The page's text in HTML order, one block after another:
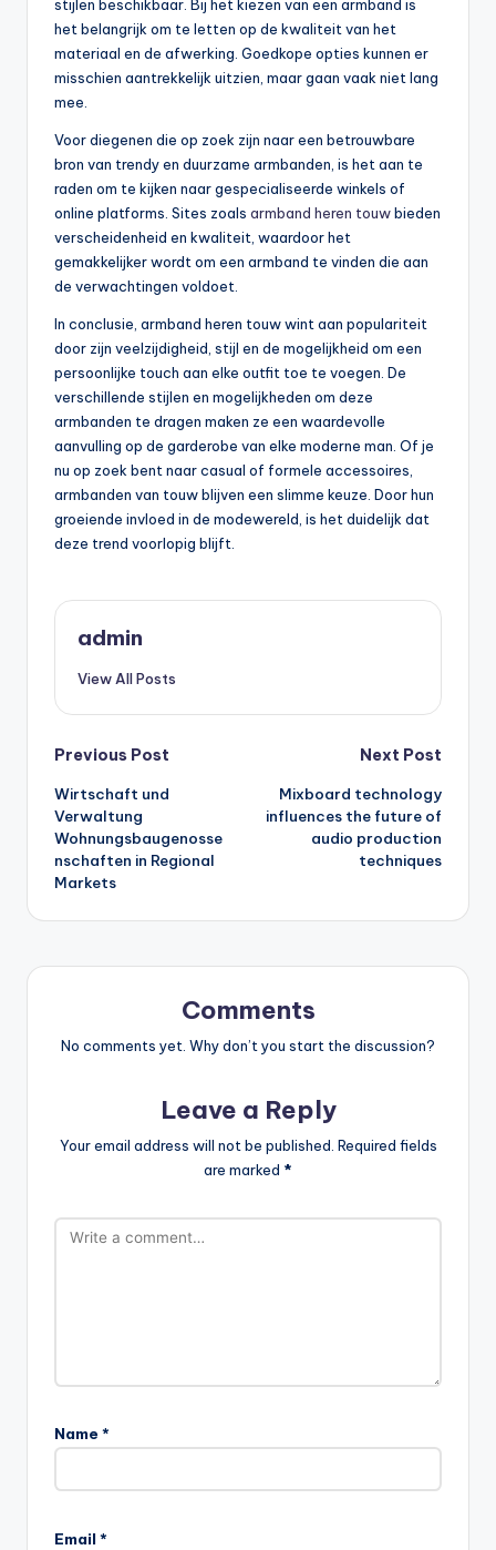
stijlen beschikbaar. Bij het kiezen van een armband is
het belangrijk om te letten op de kwaliteit van het
materiaal en de afwerking. Goedkope opties kunnen er
misschien aantrekkelijk uitzien, maar gaan vaak niet lang
mee.
Voor diegenen die op zoek zijn naar een betrouwbare
bron van trendy en duurzame armbanden, is het aan te
raden om te kijken naar gespecialiseerde winkels of
online platforms. Sites zoals armband heren touwbieden
verscheidenheid en kwaliteit, waardoor het
gemakkelijker wordt om een armband te vinden die aan
de verwachtingen voldoet.
In conclusie, armband heren touw wint aan populariteit
door zijn veelzijdigheid, stijl en de mogelijkheid om een
persoonlijke touch aan elke outfit toe te voegen. De
verschillende stijlen en mogelijkheden om deze
armbanden te dragen maken ze een waardevolle
aanvulling op de garderobe van elke moderne man. Of je
nu op zoek bent naar casual of formele accessoires,
armbanden van touw blijven een slimme keuze. Door hun
groeiende invloed in de modewereld, is het duidelijk dat
deze trend voorlopig blijft.
admin
View All Posts
Post
navigation
Previous Post
Wirtschaft und
Verwaltung
Wohnungsbaugenosse
nschaften in Regional
Markets
Next Post
Mixboard technology
influences the future of
audio production
techniques
Comments
No comments yet. Why don’t you start the discussion?
Leave a Reply
Your email address will not be published. Required fields
are marked *
Name *
Email *